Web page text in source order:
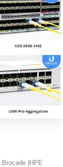
|HPE